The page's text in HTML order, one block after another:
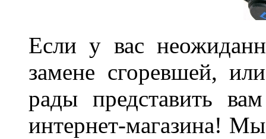
Если у вас
замене сгоревшей,
рады представить
интернет-магазина!